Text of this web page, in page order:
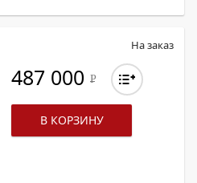
На заказ
487 000Р
В КОРЗИНУ